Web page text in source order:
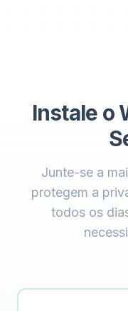
Instale o
Junte-se a
protegem a
todos os